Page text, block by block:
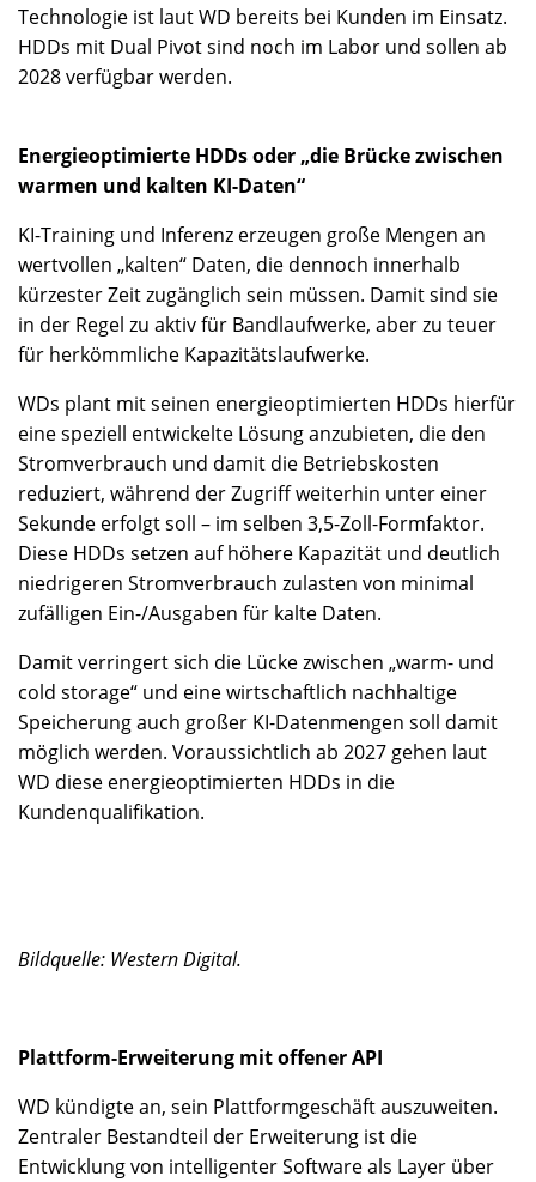
Technologie ist laut WD bereits bei Kunden im Einsatz.
HDDs mit Dual Pivot sind noch im Labor und sollen ab
2028 verfügbar werden.
Energieoptimierte HDDs oder „die Brücke zwischen
warmen und kalten KI-Daten“
KI-Training und Inferenz erzeugen große Mengen an
wertvollen „kalten“ Daten, die dennoch innerhalb
kürzester Zeit zugänglich sein müssen. Damit sind sie
in der Regel zu aktiv für Bandlaufwerke, aber zu teuer
für herkömmliche Kapazitätslaufwerke.
WDs plant mit seinen energieoptimierten HDDs hierfür
eine speziell entwickelte Lösung anzubieten, die den
Stromverbrauch und damit die Betriebskosten
reduziert, während der Zugriff weiterhin unter einer
Sekunde erfolgt soll – im selben 3,5-Zoll-Formfaktor.
Diese HDDs setzen auf höhere Kapazität und deutlich
niedrigeren Stromverbrauch zulasten von minimal
zufälligen Ein-/Ausgaben für kalte Daten.
Damit verringert sich die Lücke zwischen „warm- und
cold storage“ und eine wirtschaftlich nachhaltige
Speicherung auch großer KI-Datenmengen soll damit
möglich werden. Voraussichtlich ab 2027 gehen laut
WD diese energieoptimierten HDDs in die
Kundenqualifikation.
Bildquelle: Western Digital.
Plattform-Erweiterung mit offener API
WD kündigte an, sein Plattformgeschäft auszuweiten.
Zentraler Bestandteil der Erweiterung ist die
Entwicklung von intelligenter Software als Layer über